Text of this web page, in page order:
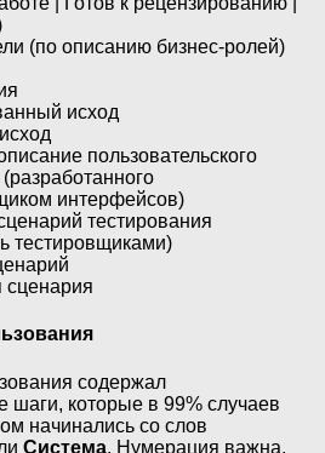
(по описанию бизнес-ролей)
исход
пользовательского
интерфейсов)
тестирования
тестировщиками)
сценария
содержал
шаги, которые в 99% случаев
начинались со слов
Система. Нумерация важна,